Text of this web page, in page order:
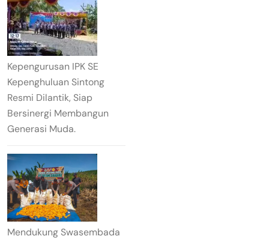
Kepengurusan IPK SE
Kepenghuluan Sintong
Resmi Dilantik, Siap
Bersinergi Membangun
Generasi Muda.
Mendukung Swasembada